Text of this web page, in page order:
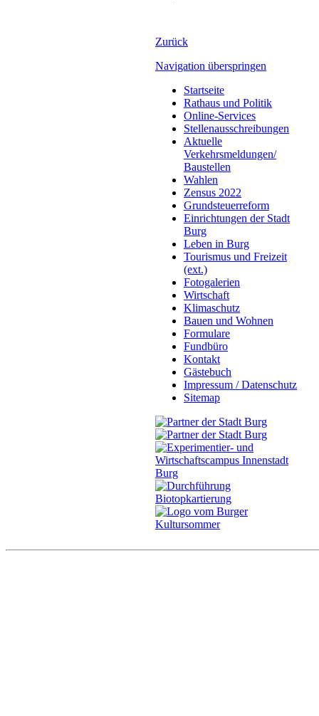
Zurück
Navigation überspringen
Startseite
Rathaus und Politik
Online-Services
Stellenausschreibungen
Aktuelle
Verkehrsmeldungen/
Baustellen
Wahlen
Zensus 2022
Grundsteuerreform
Einrichtungen der Stadt
Burg
Leben in Burg
Tourismus und Freizeit
(ext.)
Fotogalerien
Wirtschaft
Klimaschutz
Bauen und Wohnen
Formulare
Fundbüro
Kontakt
Gästebuch
Impressum / Datenschutz
Sitemap